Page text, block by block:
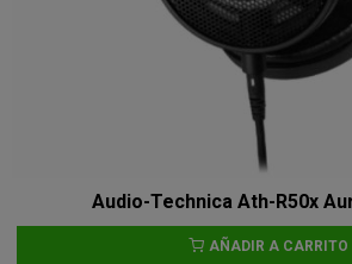
Audio-Technica Ath-R50x
AÑADIR A CARRITO